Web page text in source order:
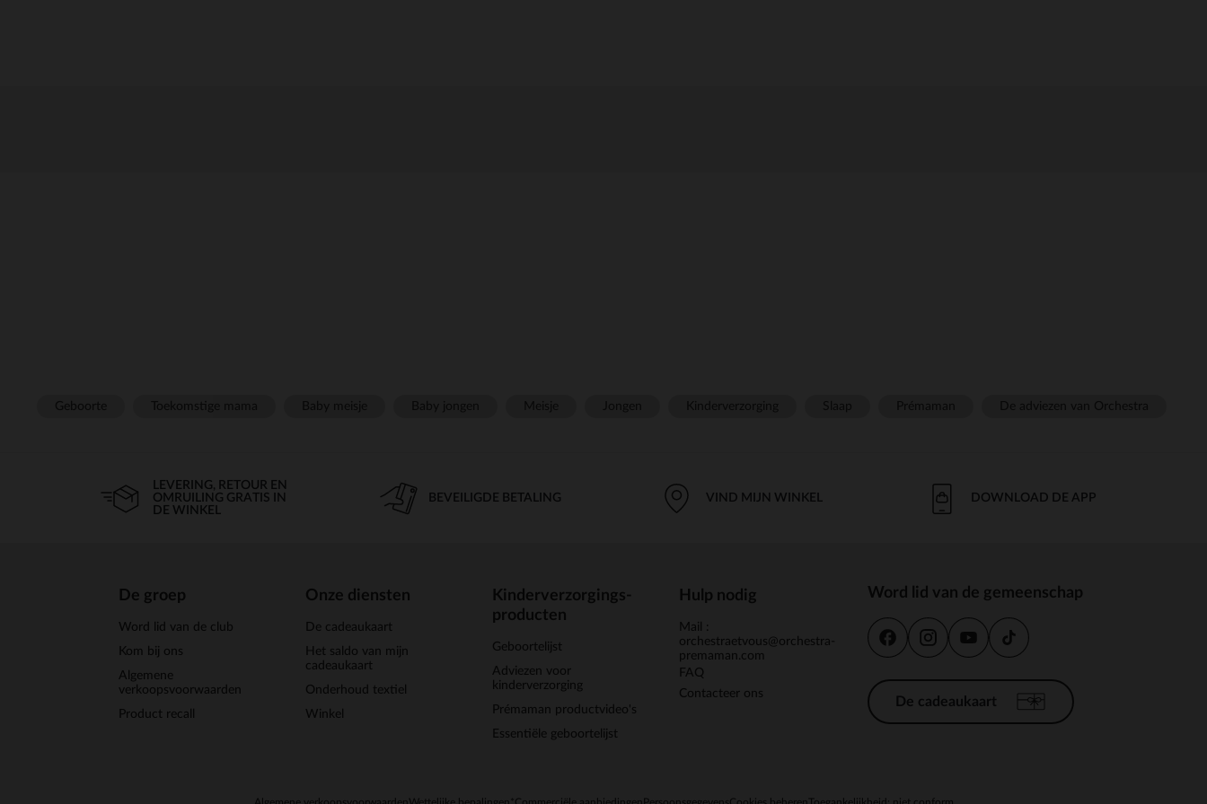
LEVERING, RETOUR EN
OMRUILING GRATIS IN
DE WINKEL
BEVEILIGDE BETALING VIND MIJN WINKEL DOWNLOAD DE APP
De groep
Word lid van de club
Kom bij ons
Algemene
verkoopsvoorwaarden
Product recall
Onze diensten
De cadeaukaart
Het saldo van mijn
cadeaukaart
Onderhoud textiel
Winkel
Kinderverzorgings-
producten
Geboortelijst
Adviezen voor
kinderverzorging
Prémaman productvideo's
Essentiële geboortelijst
Hulp nodig
Mail :
orchestraetvous@orchestra-
premaman.com
FAQ
Contacteer ons
Word lid van de gemeenschap
De cadeaukaart